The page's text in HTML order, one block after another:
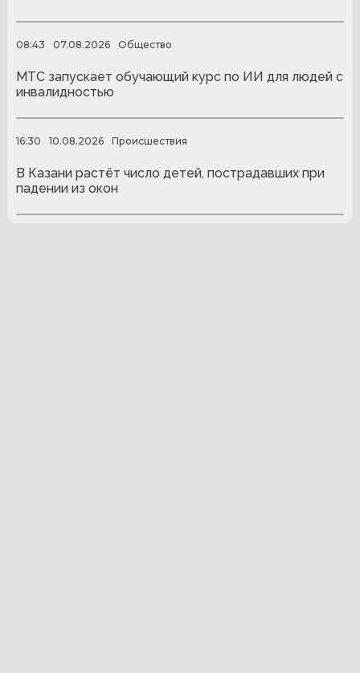
08:43 07.08.2026 Общество
МТС запускает обучающий курс по ИИ для людей с
инвалидностью
16:30 10.08.2026 Происшествия
В Казани растёт число детей, пострадавших при
падении из окон